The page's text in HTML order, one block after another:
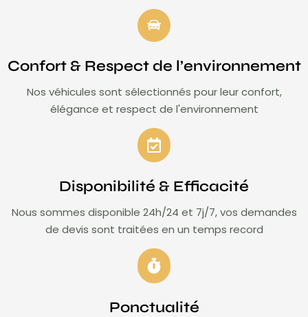
Confort & Respect de l’environnement
Nos véhicules sont sélectionnés pour leur confort,
élégance et respect de l'environnement
Disponibilité & Efficacité
Nous sommes disponible 24h/24 et 7j/7, vos demandes
de devis sont traitées en un temps record
Ponctualité